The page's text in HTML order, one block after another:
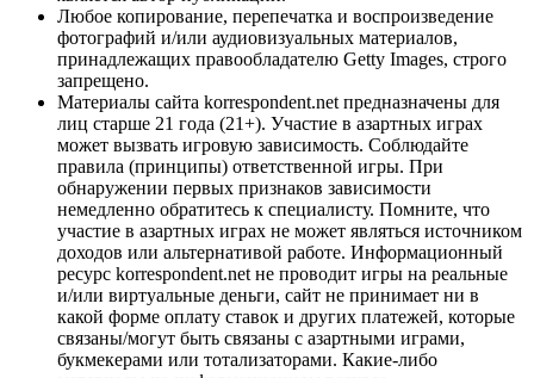
Любое копирование, перепечатка и воспроизведение
фотографий и/или аудиовизуальных материалов,
принадлежащих правообладателю Getty Images, строго
запрещено.
Материалы сайта korrespondent.net предназначены для
лиц старше 21 года (21+). Участие в азартных играх
может вызвать игровую зависимость. Соблюдайте
правила (принципы) ответственной игры. При
обнаружении первых признаков зависимости
немедленно обратитесь к специалисту. Помните, что
участие в азартных играх не может являться источником
доходов или альтернативой работе. Информационный
ресурс korrespondent.net не проводит игры на реальные
и/или виртуальные деньги, сайт не принимает ни в
какой форме оплату ставок и других платежей, которые
связаны/могут быть связаны с азартными играми,
букмекерами или тотализаторами. Какие-либо